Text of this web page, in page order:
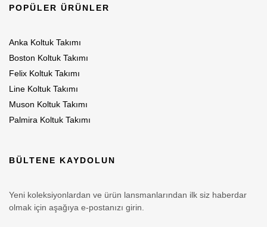
POPÜLER ÜRÜNLER
Anka Koltuk Takımı
Boston Koltuk Takımı
Felix Koltuk Takımı
Line Koltuk Takımı
Muson Koltuk Takımı
Palmira Koltuk Takımı
BÜLTENE KAYDOLUN
Yeni koleksiyonlardan ve ürün lansmanlarından ilk siz haberdar
olmak için aşağıya e-postanızı girin.